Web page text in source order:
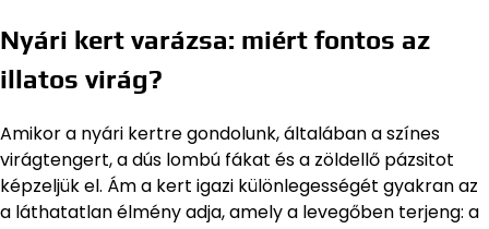
Nyári kert varázsa: miért fontos az
illatos virág?
Amikor a nyári kertre gondolunk, általában a színes
virágtengert, a dús lombú fákat és a zöldellő pázsitot
képzeljük el. Ám a kert igazi különlegességét gyakran az
a láthatatlan élmény adja, amely a levegőben terjeng: a